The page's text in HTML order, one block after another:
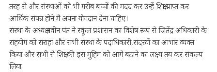
तरह से और संस्थाओं को भी गरीब बच्चों की मदद कर उन्हें शिक्षा प्राप्त कर
आर्थिक संपन्न होने मै अपना योगदान देना चाहिए।
संस्था के अध्यक्ष नवीन पंत ने स्कूल प्रशासन का विशेष रूप से जितेंद्र अधिकारी के
सहयोग को सराहा और सभी संस्था के पदाधिकारी,सदस्यों का आभार व्यक्त
किया और सभी से शिक्षा की इस मुहिम को आगे बढ़ाने का लक्ष्य तय कर संकल्प
लिया।